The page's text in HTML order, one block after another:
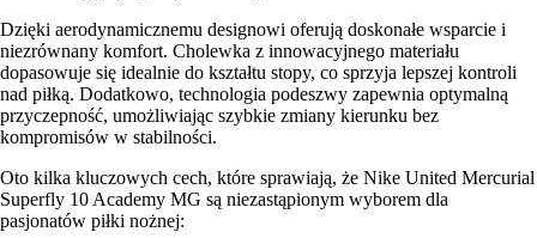
Dzięki aerodynamicznemu designowi oferują doskonałe wsparcie i
niezrównany komfort. Cholewka z innowacyjnego materiału
dopasowuje się idealnie do kształtu stopy, co sprzyja lepszej kontroli
nad piłką. Dodatkowo, technologia podeszwy zapewnia optymalną
przyczepność, umożliwiając szybkie zmiany kierunku bez
kompromisów w stabilności.
Oto kilka kluczowych cech, które sprawiają, że Nike United Mercurial
Superfly 10 Academy MG są niezastąpionym wyborem dla
pasjonatów piłki nożnej: